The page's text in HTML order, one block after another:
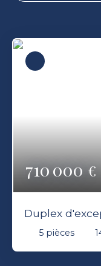
710 000€
Duplex
terrasse 3
5 pièces